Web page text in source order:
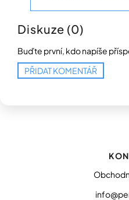
Diskuze (0)
Buďte první, kdo napíše
PŘIDAT KOMENTÁŘ